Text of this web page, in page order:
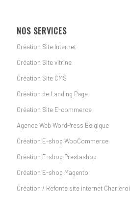
NOS SERVICES
Création Site Internet
Création Site vitrine
Création Site CMS
Création de Landing Page
Création Site E-commerce
Agence Web WordPress Belgique
Création E-shop WooCommerce
Création E-shop Prestashop
Création E-shop Magento
Création / Refonte site internet Charleroi